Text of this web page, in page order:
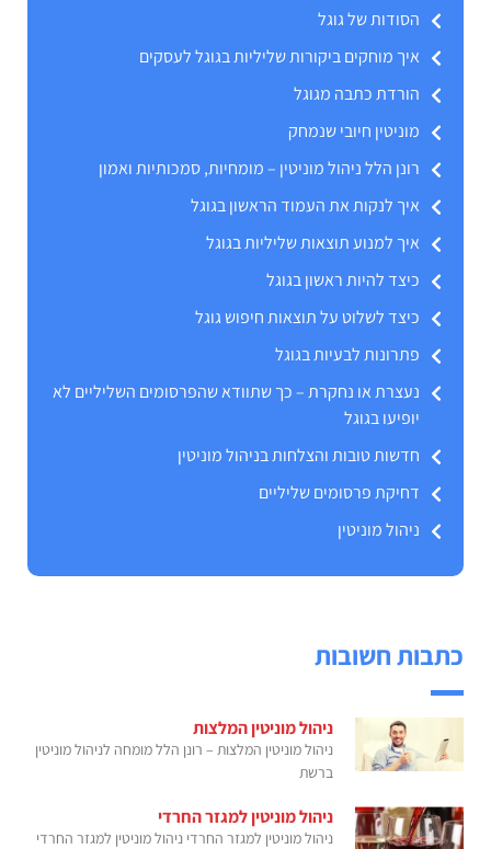
הסודות של גוגל
איך מוחקים ביקורות שליליות בגוגל לעסקים
הורדת כתבה מגוגל
מוניטין חיובי שנמחק
רונן הלל ניהול מוניטין – מומחיות, סמכותיות ואמון
איך לנקות את העמוד הראשון בגוגל
איך למנוע תוצאות שליליות בגוגל
כיצד להיות ראשון בגוגל
כיצד לשלוט על תוצאות חיפוש גוגל
פתרונות לבעיות בגוגל
נעצרת או נחקרת – כך שתוודא שהפרסומים השליליים לא
יופיעו בגוגל
חדשות טובות והצלחות בניהול מוניטין
דחיקת פרסומים שליליים
ניהול מוניטין
כתבות חשובות
ניהול מוניטין המלצות
ניהול מוניטין המלצות – רונן הלל מומחה לניהול מוניטין
ברשת
ניהול מוניטין למגזר החרדי
ניהול מוניטין למגזר החרדי ניהול מוניטין למגזר החרדי